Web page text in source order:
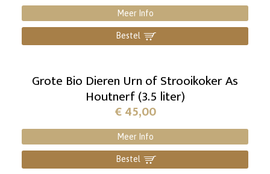
Meer Info
Bestel ]
Grote Bio Dieren Urn of Strooikoker As
Houtnerf (3.5 liter)
€45,00
Meer Info
Bestel ]